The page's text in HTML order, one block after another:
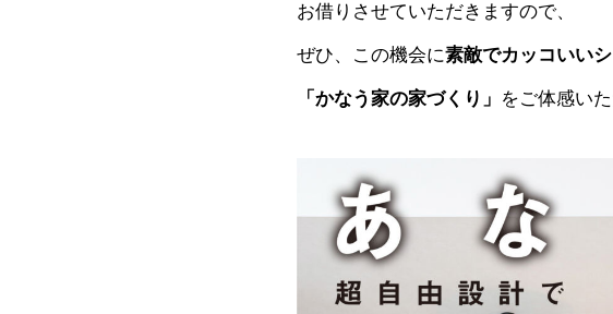
お借りさせていただきますので、
ぜひ、この機会に素敵でカッコいい
「かなう家の家づくり」 をご体感い